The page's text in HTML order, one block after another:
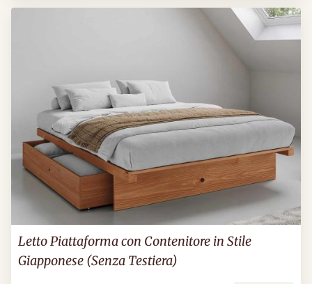
Letto Piattaforma con Contenitore in Stile
Giapponese (Senza Testiera)